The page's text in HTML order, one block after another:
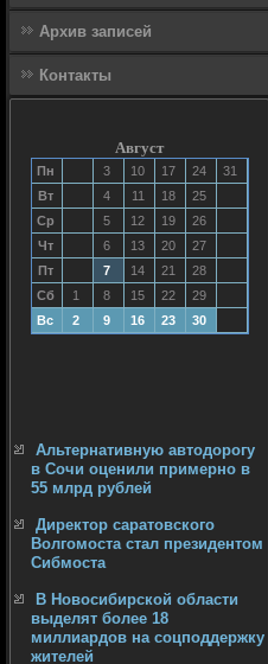
Архив записей
Контакты
Август
Пн 3 10 17 24
31
Вт
4 11 18
25
Ср
5 12 19
26
Чт
6 13 20
27
Пт
7 14 21
28
Сб
1 8 15 22
29
Вс
2 9 16 23 30
Альтернативную автодорогу
в Сочи оценили примерно в
55 млрд рублей
Директор саратовского
Волгомоста стал президентом
Сибмоста
В Новосибирской области
выделят более 18
миллиардов на соцподдержку
жителей